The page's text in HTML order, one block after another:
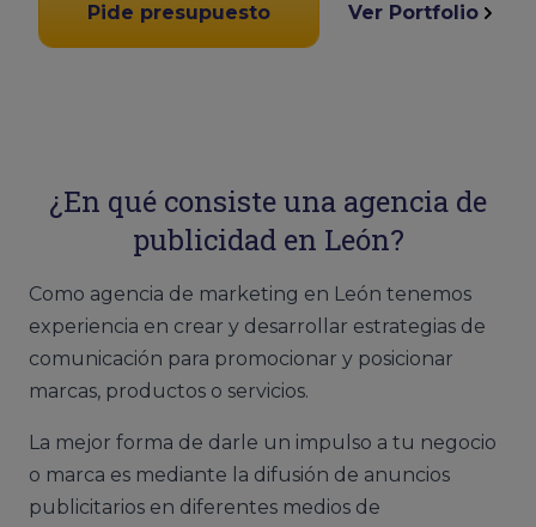
Pide presupuesto Ver Portfolio
¿En qué consiste una agencia de
publicidad en León?
Como agencia de marketing en León tenemos
experiencia en crear y desarrollar estrategias de
comunicación para promocionar y posicionar
marcas, productos o servicios.
La mejor forma de darle un impulso a tu negocio
o marca es mediante la difusión de anuncios
publicitarios en diferentes medios de